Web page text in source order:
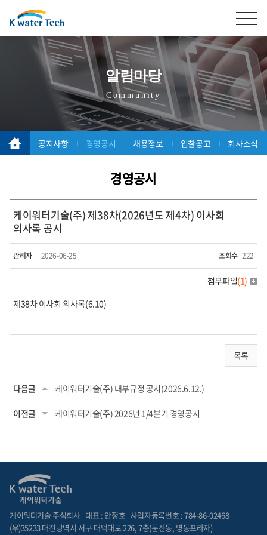
알림마당
Community
공지사항 경영공시 채용정보 입찰공고 회사소식
경영공시
케이워터기술(주) 제38차(2026년도 제4차) 이사회
의사록 공시
관리자 2026-06-25 조회수 222
첨부파일(1)
제38차 이사회 의사록(6.10)
목록
다음글 케이워터기술(주) 내부규정 공시(2026.6.12.)
이전글 케이워터기술(주) 2026년 1/4분기 경영공시
케이워터기술 주식회사 대표 : 안정호 사업자등록번호 : 784-86-02468
(우)35233 대전광역시 서구 대덕대로 226, 7층(둔산동, 명동프라자)